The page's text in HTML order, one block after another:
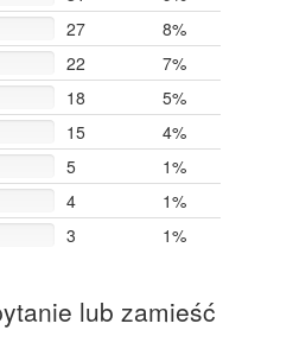
4
4
4
4
3
2
27
8%
22
7%
18
5%
15
4%
5
1%
4
1%
3 1%
lub zamieść